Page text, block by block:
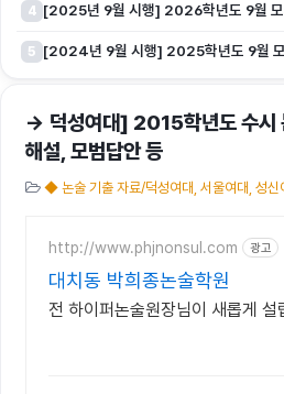
4 [2025년 9월 시행] 2026학년도 9월
5 [2024년 9월 시행] 2025학년도 9월
→ 덕성여대] 2015학년도 수시
해설, 모범답안 등
◆ 논술 기출 자료/덕성여대, 서울여대, 성신
http://www.phjnonsul.com 광고
대치동 박희종논술학원
전 하이퍼논술원장님이 새롭게